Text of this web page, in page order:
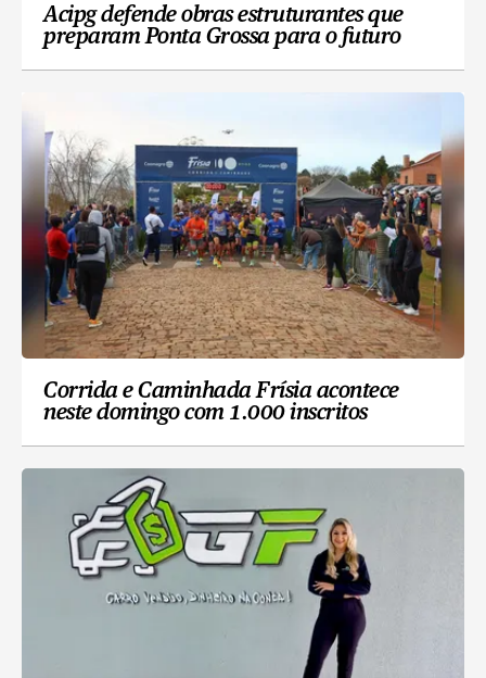
Acipg defende obras estruturantes que
preparam Ponta Grossa para o futuro
Corrida e Caminhada Frísia acontece
neste domingo com 1.000 inscritos